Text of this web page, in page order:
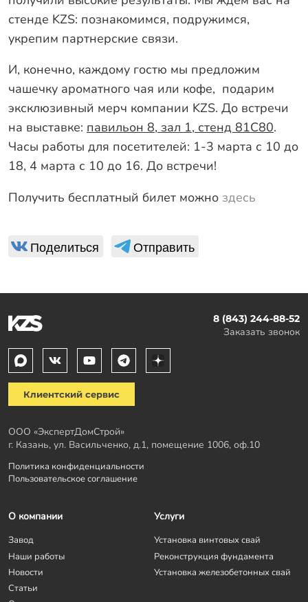
стенде KZS: познакомимся, подружимся,
укрепим партнерские связи.
И, конечно, каждому гостю мы предложим
чашечку ароматного чая или кофе, подарим
эксклюзивный мерч компании KZS. До встречи
на выставке: павильон 8, зал 1, стенд 81С80.
Часы работы для посетителей: 1-3 марта с 10 до
18, 4 марта с 10 до 16. До встречи!
Получить бесплатный билет можно здесь
Поделиться Отправить
8 (843) 244-88-52
Заказать звонок
Клиентский сервис
ООО «ЭкспертДомСтрой»
г. Казань, ул. Васильченко, д.1, помещение 1006, оф.10
Политика конфиденциальности
Пользовательское соглашение
О компании
Завод
Наши работы
Новости
Статьи
Услуги
Установка винтовых свай
Реконструкция фундамента
Установка железобетонных свай